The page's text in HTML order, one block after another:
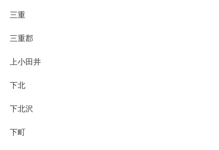
三重
三重郡
上小田井
下北
下北沢
下町